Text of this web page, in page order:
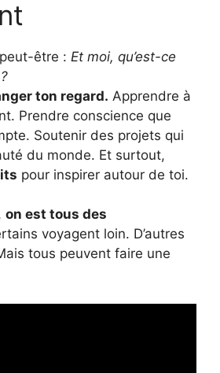
être : Et moi, qu’est-ce
ton regard. Apprendre à
Prendre conscience que
Soutenir des projets qui
du monde. Et surtout,
pour inspirer autour de toi.
on est tous des
voyagent loin. D’autres
tous peuvent faire une